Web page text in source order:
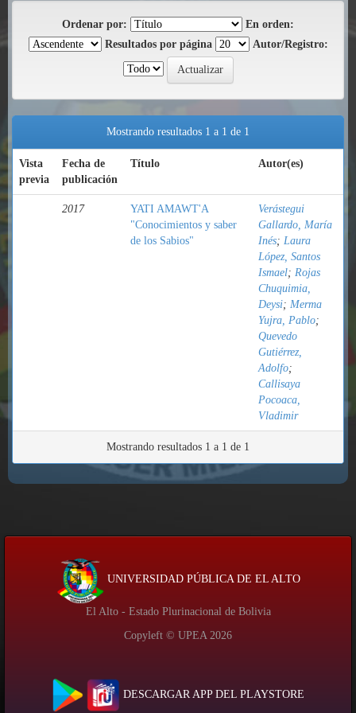
Ordenar por:
En orden:
Resultados por página
Autor/Registro:
Mostrando resultados 1 a 1 de 1
Vista
previa
Fecha de
publicación
Título Autor(es)
2017
YATI AMAWT'A
"Conocimientos y saber
de los Sabios"
Verástegui
Gallardo, María
Inés; Laura
López, Santos
Ismael; Rojas
Chuquimia,
Deysi; Merma
Yujra, Pablo;
Quevedo
Gutiérrez,
Adolfo;
Callisaya
Pocoaca,
Vladimir
Mostrando resultados 1 a 1 de 1
UNIVERSIDAD PÚBLICA DE EL ALTO
El Alto - Estado Plurinacional de Bolivia
Copyleft © UPEA 2026
DESCARGAR APP DEL PLAYSTORE